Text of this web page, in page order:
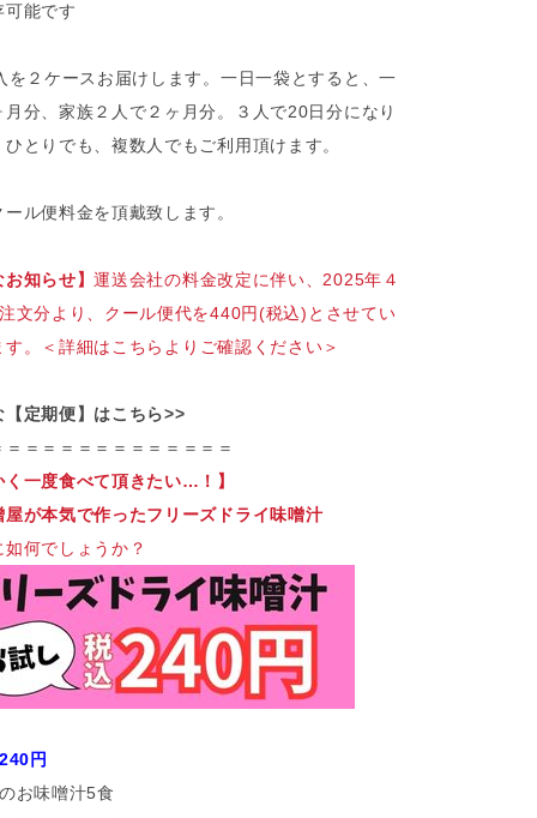
可能です
２ケースお届けします。一日一袋とすると、一
月分、家族２人で２ヶ月分。３人で20日分になり
とりでも、複数人でもご利用頂けます。
ル便料金を頂戴致します。
お知らせ】運送会社の料金改定に伴い、2025年４
文分より、クール便代を440円(税込)とさせてい
。
＜詳細はこちらよりご確認ください＞
定期便】はこちら>>
＝＝＝＝＝＝＝＝＝＝＝＝＝
く一度食べて頂きたい…！】
屋が本気で作ったフリーズドライ味噌汁
如何でしょうか？
円
お味噌汁5食